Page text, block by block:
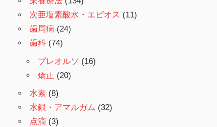
次亜塩素酸水・エピオス (11)
歯周病 (24)
歯科 (74)
プレオルソ (16)
矯正 (20)
水素 (8)
水銀・アマルガム (32)
点滴 (3)